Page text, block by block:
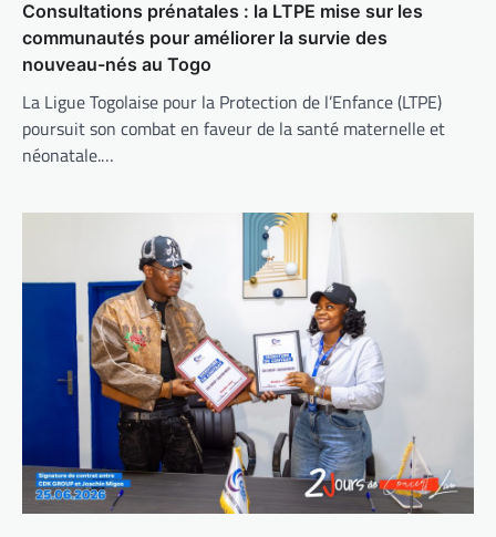
Consultations prénatales : la LTPE mise sur les
communautés pour améliorer la survie des
nouveau-nés au Togo
La Ligue Togolaise pour la Protection de l’Enfance (LTPE)
poursuit son combat en faveur de la santé maternelle et
néonatale.…